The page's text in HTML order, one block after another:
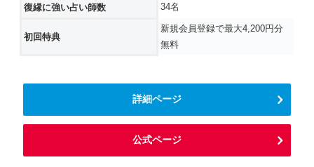
復縁に強い占い師数 34名
初回特典
新規会員登録で最大4,200円分
無料
詳細ページ
公式ページ